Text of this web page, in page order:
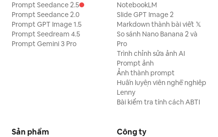
Prompt Seedance 2.5
Prompt Seedance 2.0
Prompt GPT Image 1.5
Prompt Seedream 4.5
Prompt Gemini 3 Pro
NotebookLM
Slide GPT Image 2
Markdown thành bài viết 𝕏
So sánh Nano Banana 2 và
Pro
Trình chỉnh sửa ảnh AI
Prompt ảnh
Ảnh thành prompt
Huấn luyện viên nghề nghiệp
Lenny
Bài kiểm tra tính cách ABTI
Sản phẩm Công ty